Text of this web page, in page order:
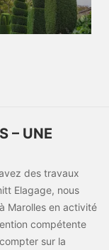
– UNE
des travaux
Elagage, nous
Marolles en activité
compétente
sur la